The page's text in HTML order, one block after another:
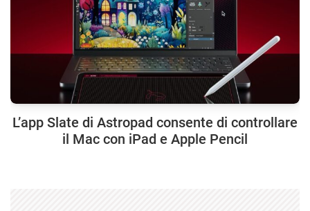
L’app Slate di Astropad consente di controllare
il Mac con iPad e Apple Pencil